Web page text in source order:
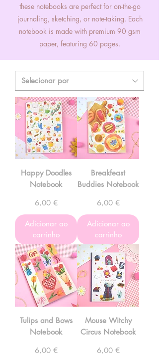
these notebooks are perfect for on-the-go
journaling, sketching, or note-taking. Each
notebook is made with premium 90 gsm
paper, featuring 60 pages.
Happy Doodles
Notebook
Preço
6,00 €
Adicionar ao
carrinho
Breakfeast
Buddies Notebook
Preço
6,00 €
Adicionar ao
carrinho
Tulips and Bows
Notebook
Preço
6,00 €
Mouse Witchy
Circus Notebook
Preço
6,00 €